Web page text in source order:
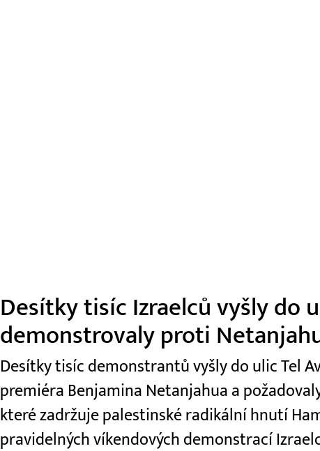
Desítky tisíc Izraelců vyšly do
demonstrovaly proti
Desítky tisíc demonstrantů vyšly do ulic Tel
premiéra Benjamina Netanjahua a
které zadržuje palestinské radikální hnutí
pravidelných víkendových demonstrací